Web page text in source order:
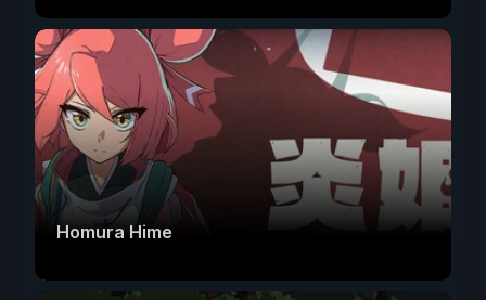
Homura Hime